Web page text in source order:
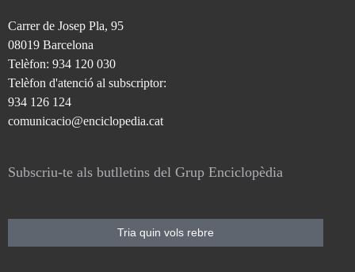
Carrer de Josep Pla, 95
08019 Barcelona
Telèfon: 934 120 030
Telèfon d'atenció al subscriptor:
934 126 124
comunicacio@enciclopedia.cat
Subscriu-te als butlletins del Grup Enciclopèdia
Tria quin vols rebre